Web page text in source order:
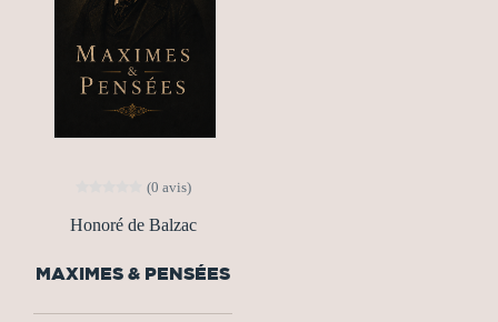
(0 avis)
Honoré de Balzac
MAXIMES & PENSÉES